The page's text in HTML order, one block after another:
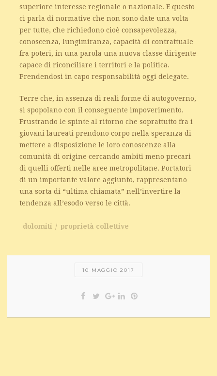
superiore interesse regionale o nazionale. E questo
ci parla di normative che non sono date una volta
per tutte, che richiedono cioè consapevolezza,
conoscenza, lungimiranza, capacità di contrattuale
fra poteri, in una parola una nuova classe dirigente
capace di riconciliare i territori e la politica.
Prendendosi in capo responsabilità oggi delegate.
Terre che, in assenza di reali forme di autogoverno,
si spopolano con il conseguente impoverimento.
Frustrando le spinte al ritorno che soprattutto fra i
giovani laureati prendono corpo nella speranza di
mettere a disposizione le loro conoscenze alla
comunità di origine cercando ambiti meno precari
di quelli offerti nelle aree metropolitane. Portatori
di un importante valore aggiunto, rappresentano
una sorta di “ultima chiamata” nell’invertire la
tendenza all’esodo verso le città.
dolomiti proprietà collettive
10 MAGGIO 2017